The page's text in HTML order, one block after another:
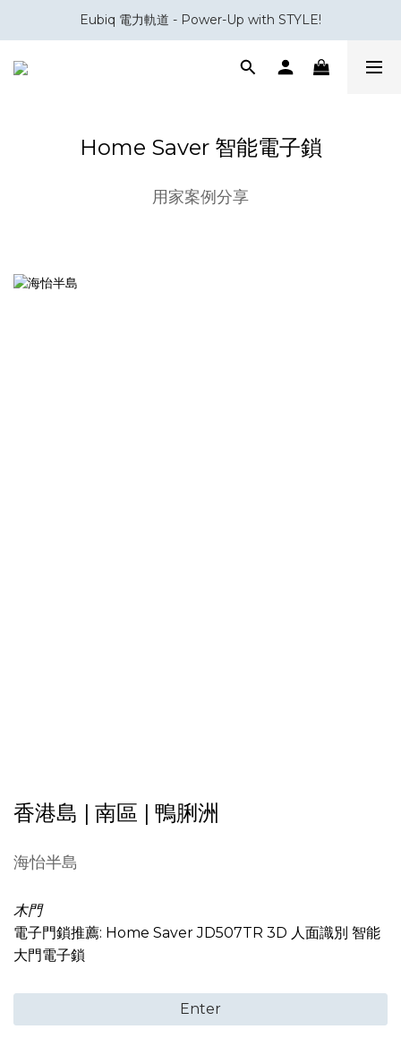
會員積分換領百佳 HK$50 購物禮券
Eubiq 電力軌道 - Power-Up with STYLE!
會員積分換領百佳 HK$50 購物禮券
Home Saver 智能電子鎖
用家案例分享
香港島 | 南區 | 鴨脷洲
海怡半島
木門
電子門鎖推薦: Home Saver JD507TR 3D 人面識別 智能
大門電子鎖
Enter